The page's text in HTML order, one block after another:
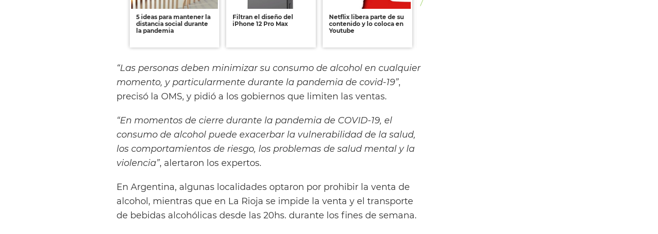
5 ideas para mantener la
distancia social durante
la pandemia
Filtran el diseño del
iPhone 12 Pro Max
Netflix libera parte de su
contenido y lo coloca en
Youtube
“Las personas deben minimizar su consumo de alcohol en cualquier
momento, y particularmente durante la pandemia de covid-19”,
precisó la OMS, y pidió a los gobiernos que limiten las ventas.
“En momentos de cierre durante la pandemia de COVID-19, el
consumo de alcohol puede exacerbar la vulnerabilidad de la salud,
los comportamientos de riesgo, los problemas de salud mental y la
violencia”, alertaron los expertos.
En Argentina, algunas localidades optaron por prohibir la venta de
alcohol, mientras que en La Rioja se impide la venta y el transporte
de bebidas alcohólicas desde las 20hs. durante los fines de semana.